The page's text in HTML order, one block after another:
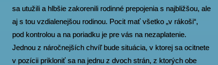
sa utužili a hlbšie zakorenili rodinné prepojenia s najbližšou, ale
aj s tou vzdialenejšou rodinou. Pocit mať všetko „v rákoši“,
pod kontrolou a na poriadku je pre vás na nezaplatenie.
Jednou z náročnejších chvíľ bude situácia, v ktorej sa ocitnete
v pozícii prikloniť sa na jednu z dvoch strán, z ktorých obe